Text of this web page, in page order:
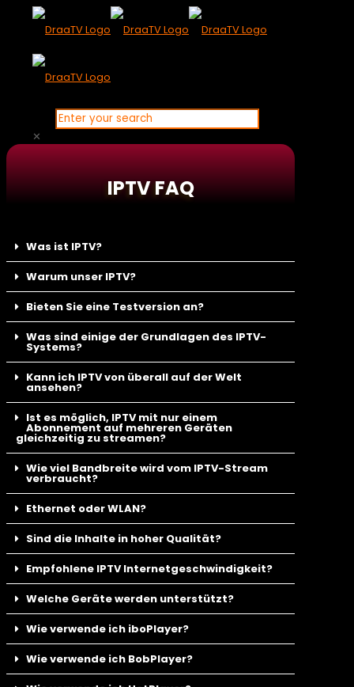
✕
IPTV FAQ
Was ist IPTV?
Warum unser IPTV?
Bieten Sie eine Testversion an?
Was sind einige der Grundlagen des IPTV-
Systems?
Kann ich IPTV von überall auf der Welt
ansehen?
Ist es möglich, IPTV mit nur einem
Abonnement auf mehreren Geräten
gleichzeitig zu streamen?
Wie viel Bandbreite wird vom IPTV-Stream
verbraucht?
Ethernet oder WLAN?
Sind die Inhalte in hoher Qualität?
Empfohlene IPTV Internetgeschwindigkeit?
Welche Geräte werden unterstützt?
Wie verwende ich iboPlayer?
Wie verwende ich BobPlayer?